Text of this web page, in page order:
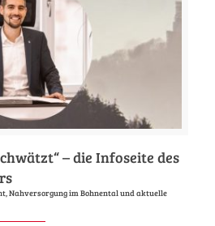
– die Infoseite des
Nahversorgung im Bohnental und aktuelle